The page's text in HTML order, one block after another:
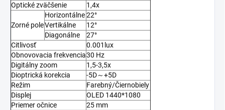
Optické zväčšenie
1,4x
Zorné pole
Horizontálne22°
Vertikálne
12°
Diagonálne
27°
Citlivosť
0.001lux
Obnovovacia frekvencia30 Hz
Digitálny zoom
1,5-3,5x
Dioptrická korekcia
-5D～+5D
Režim
Farebný/Čiernobiely
Displej
OLED 1440*1080
Priemer očnice
25 mm